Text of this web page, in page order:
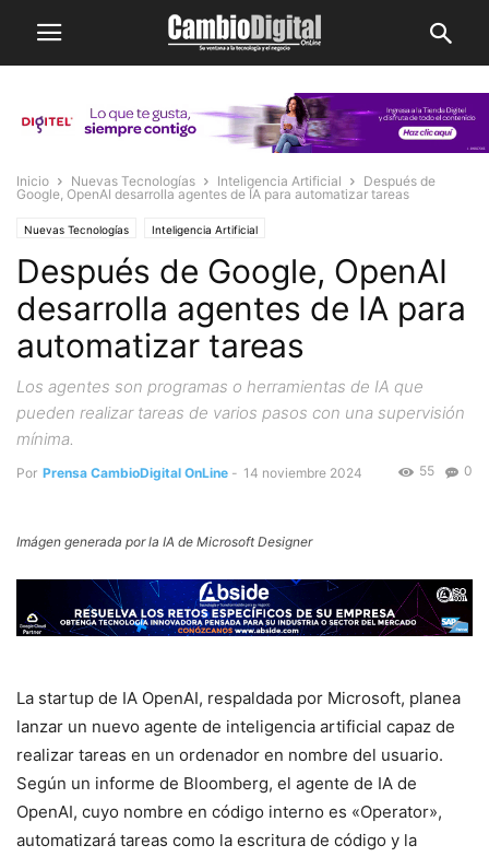
Inicio Nuevas Tecnologías Inteligencia Artificial
Después de
Google, OpenAI desarrolla agentes de IA para automatizar tareas
Nuevas Tecnologías Inteligencia Artificial
Después de Google, OpenAI
desarrolla agentes de IA para
automatizar tareas
Los agentes son programas o herramientas de IA que
pueden realizar tareas de varios pasos con una supervisión
mínima.
Por Prensa CambioDigital OnLine - 14 noviembre 2024 0
55
Imágen generada por la IA de Microsoft Designer
La startup de IA OpenAI, respaldada por Microsoft, planea
lanzar un nuevo agente de inteligencia artificial capaz de
realizar tareas en un ordenador en nombre del usuario.
Según un informe de Bloomberg, el agente de IA de
OpenAI, cuyo nombre en código interno es «Operator»,
automatizará tareas como la escritura de código y la